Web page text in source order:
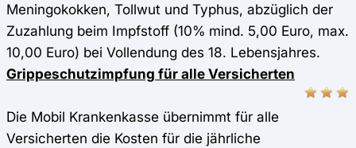
Meningokokken, Tollwut und Typhus, abzüglich der
Zuzahlung beim Impfstoff (10% mind. 5,00 Euro, max.
10,00 Euro) bei Vollendung des 18. Lebensjahres.
Grippeschutzimpfung für alle Versicherten
Die Mobil Krankenkasse übernimmt für alle
Versicherten die Kosten für die jährliche